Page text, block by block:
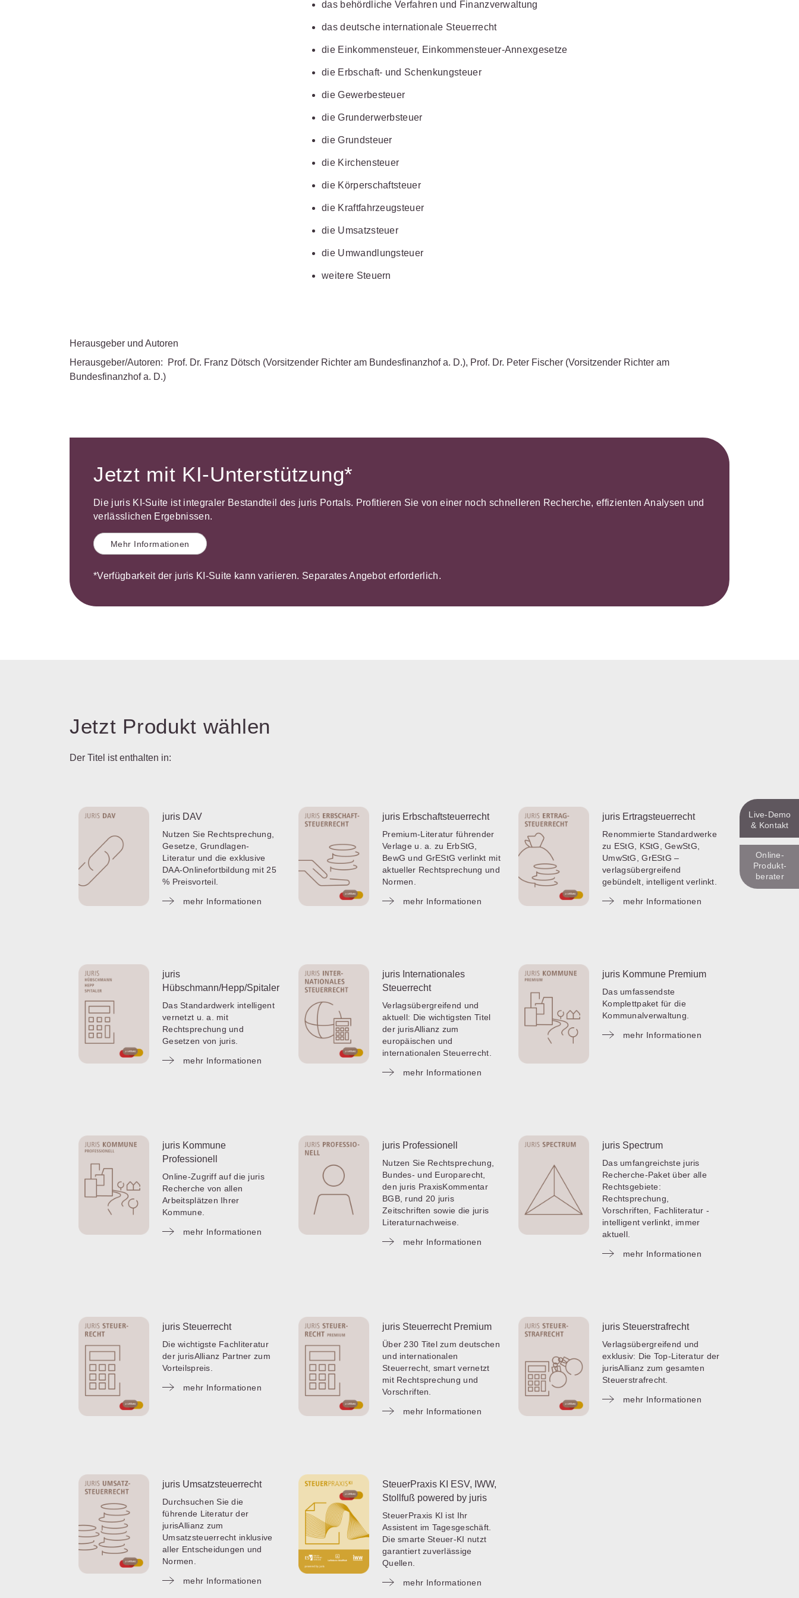
Medizinrecht
Miet- und
Wettbewerbs- und
Immaterialgüterrecht
das behördliche Verfahren und Finanzverwaltung
das deutsche internationale Steuerrecht
die Einkommensteuer, Einkommensteuer-Annexgesetze
die Erbschaft- und Schenkungsteuer
die Gewerbesteuer
die Grunderwerbsteuer
die Grundsteuer
die Kirchensteuer
die Körperschaftsteuer
die Kraftfahrzeugsteuer
die Umsatzsteuer
die Umwandlungsteuer
weitere Steuern
Herausgeber und Autoren
Herausgeber/Autoren:
Prof. Dr. Franz Dötsch (Vorsitzender Richter am Bundesfinanzhof a. D.), Prof. Dr. Peter Fischer (Vorsitzender Richter am
Bundesfinanzhof a. D.)
Jetzt mit KI-Unterstützung*
Die juris KI-Suite ist integraler Bestandteil des juris Portals. Profitieren Sie von einer noch schnelleren Recherche, effizienten Analysen und
verlässlichen Ergebnissen.
Mehr Informationen
*Verfügbarkeit der juris KI-Suite kann variieren. Separates Angebot erforderlich.
Jetzt Produkt wählen
Der Titel ist enthalten in:
juris DAV
Nutzen Sie Rechtsprechung,
Gesetze, Grundlagen-
Literatur und die exklusive
DAA-Onlinefortbildung mit 25
% Preisvorteil.
mehr Informationen
juris Erbschaftsteuerrecht
Premium-Literatur führender
Verlage u. a. zu ErbStG,
BewG und GrEStG verlinkt mit
aktueller Rechtsprechung und
Normen.
mehr Informationen
juris Ertragsteuerrecht
Renommierte Standardwerke
zu EStG, KStG, GewStG,
UmwStG, GrEStG –
verlagsübergreifend
gebündelt, intelligent verlinkt.
mehr Informationen
juris
Hübschmann/Hepp/Spitaler
Das Standardwerk intelligent
vernetzt u. a. mit
Rechtsprechung und
Gesetzen von juris.
mehr Informationen
juris Internationales
Steuerrecht
Verlagsübergreifend und
aktuell: Die wichtigsten Titel
der jurisAllianz zum
europäischen und
internationalen Steuerrecht.
mehr Informationen
juris Kommune Premium
Das umfassendste
Komplettpaket für die
Kommunalverwaltung.
mehr Informationen
juris Kommune
Professionell
Online-Zugriff auf die juris
Recherche von allen
Arbeitsplätzen Ihrer
Kommune.
mehr Informationen
juris Professionell
Nutzen Sie Rechtsprechung,
Bundes- und Europarecht,
den juris PraxisKommentar
BGB, rund 20 juris
Zeitschriften sowie die juris
Literaturnachweise.
mehr Informationen
juris Spectrum
Das umfangreichste juris
Recherche-Paket über alle
Rechtsgebiete:
Rechtsprechung,
Vorschriften, Fachliteratur -
intelligent verlinkt, immer
aktuell.
mehr Informationen
juris Steuerrecht
Die wichtigste Fachliteratur
der jurisAllianz Partner zum
Vorteilspreis.
mehr Informationen
juris Steuerrecht Premium
Über 230 Titel zum deutschen
und internationalen
Steuerrecht, smart vernetzt
mit Rechtsprechung und
Vorschriften.
mehr Informationen
juris Steuerstrafrecht
Verlagsübergreifend und
exklusiv: Die Top-Literatur der
jurisAllianz zum gesamten
Steuerstrafrecht.
mehr Informationen
juris Umsatzsteuerrecht
Durchsuchen Sie die
führende Literatur der
jurisAllianz zum
Umsatzsteuerrecht inklusive
aller Entscheidungen und
Normen.
mehr Informationen
SteuerPraxis KI ESV, IWW,
Stollfuß powered by juris
SteuerPraxis KI ist Ihr
Assistent im Tagesgeschäft.
Die smarte Steuer-KI nutzt
garantiert zuverlässige
Quellen.
mehr Informationen
Live‑Demo
& Kontakt
Online-
Produkt­
berater